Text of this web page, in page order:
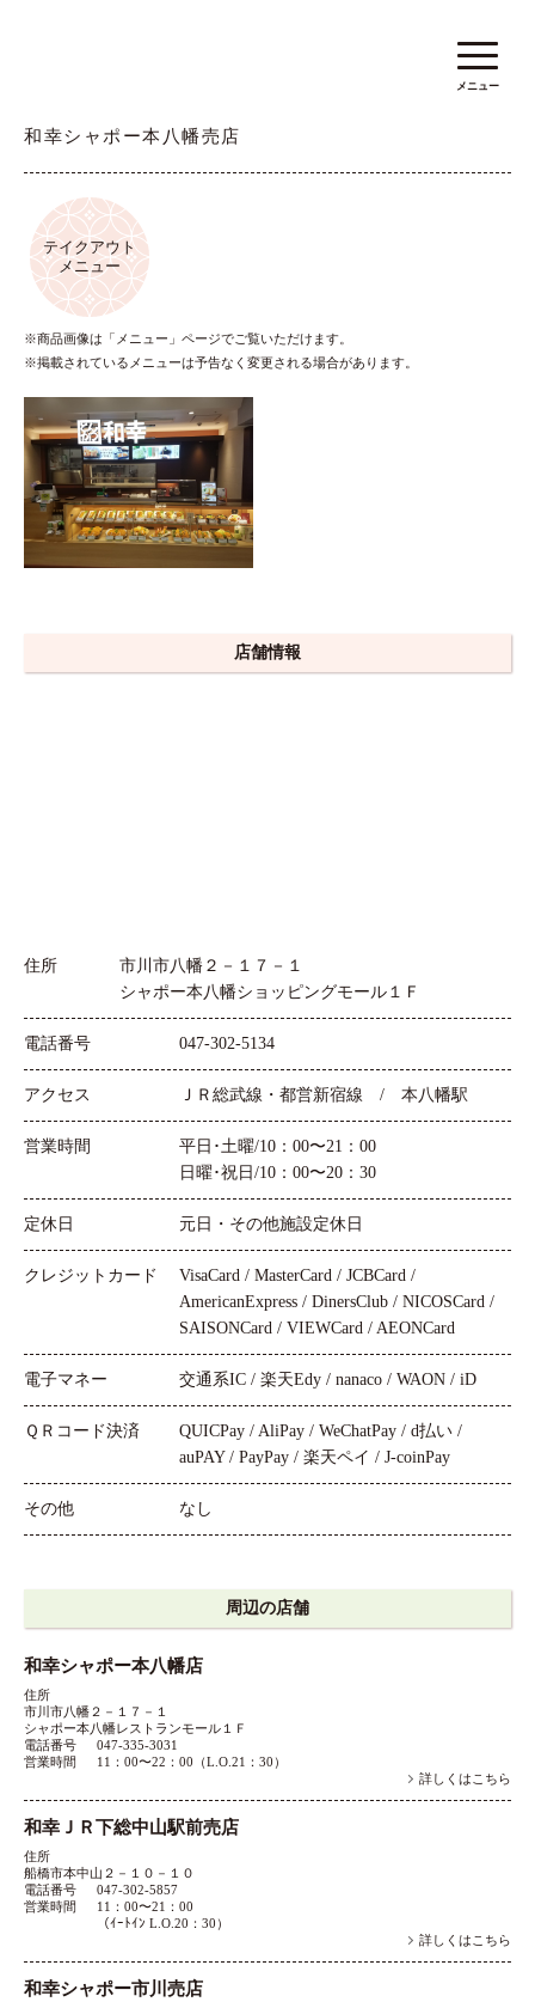
メニュー
和幸シャポー本八幡売店
テイクアウト
メニュー
※商品画像は「メニュー」ページでご覧いただけます。
※掲載されているメニューは予告なく変更される場合があります。
店舗情報
住所
市川市八幡２－１７－１
シャポー本八幡ショッピングモール１Ｆ
電話番号 047-302-5134
アクセス ＪＲ総武線・都営新宿線 / 本八幡駅
営業時間
平日･土曜/10：00〜21：00
日曜･祝日/10：00〜20：30
定休日 元日・その他施設定休日
クレジットカード
VisaCard / MasterCard / JCBCard /
AmericanExpress / DinersClub / NICOSCard /
SAISONCard / VIEWCard / AEONCard
電子マネー 交通系IC / 楽天Edy / nanaco / WAON / iD
ＱＲコード決済
QUICPay / AliPay / WeChatPay / d払い /
auPAY / PayPay / 楽天ペイ / J-coinPay
その他 なし
周辺の店舗
和幸シャポー本八幡店
住所
市川市八幡２－１７－１
シャポー本八幡レストランモール１Ｆ
電話番号
047-335-3031
営業時間
11：00〜22：00（L.O.21：30）
詳しくはこちら
和幸ＪＲ下総中山駅前売店
住所
船橋市本中山２－１０－１０
電話番号
047-302-5857
営業時間
11：00〜21：00
（ｲｰﾄｲﾝ L.O.20：30）
詳しくはこちら
和幸シャポー市川売店